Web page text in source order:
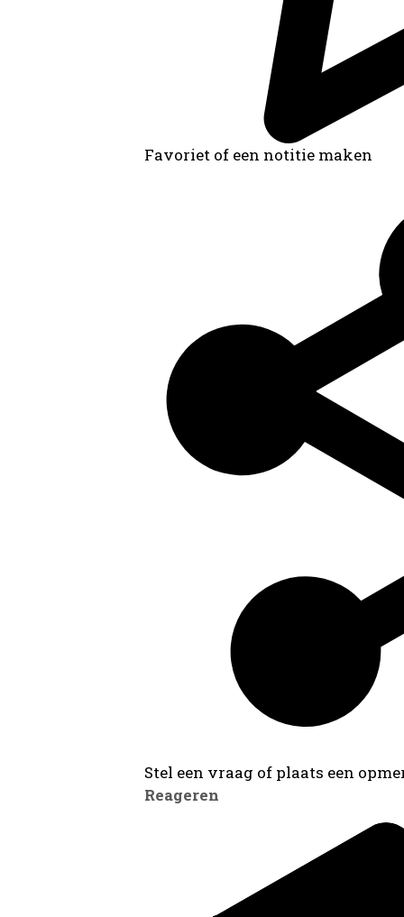
Favoriet of een notitie maken
Stel een vraag of plaats een
Reageren